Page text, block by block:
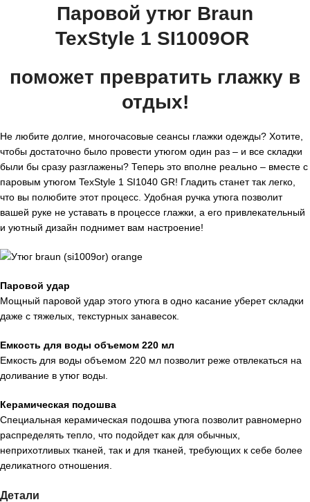
Паровой утюг Braun
TexStyle 1 SI1009OR
поможет превратить глажку в
отдых!
Не любите долгие, многочасовые сеансы глажки одежды? Хотите,
чтобы достаточно было провести утюгом один раз – и все складки
были бы сразу разглажены? Теперь это вполне реально – вместе с
паровым утюгом TexStyle 1 SI1040 GR! Гладить станет так легко,
что вы полюбите этот процесс. Удобная ручка утюга позволит
вашей руке не уставать в процессе глажки, а его привлекательный
и уютный дизайн поднимет вам настроение!
Паровой удар
Мощный паровой удар этого утюга в одно касание уберет складки
даже с тяжелых, текстурных занавесок.
Емкость для воды объемом 220 мл
Емкость для воды объемом 220 мл позволит реже отвлекаться на
доливание в утюг воды.
Керамическая подошва
Специальная керамическая подошва утюга позволит равномерно
распределять тепло, что подойдет как для обычных,
неприхотливых тканей, так и для тканей, требующих к себе более
деликатного отношения.
Детали